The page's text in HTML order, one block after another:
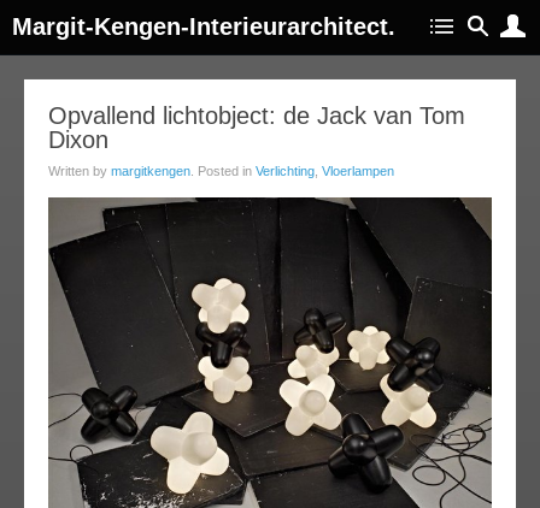
Margit-Kengen-Interieurarchitect.
Opvallend lichtobject: de Jack van Tom
Dixon
Written by margitkengen . Posted in Verlichting Vloerlampen